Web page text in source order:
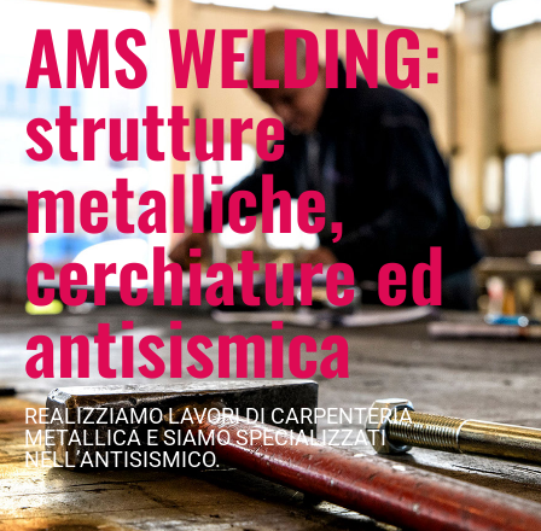
AMS WELDING:
strutture
metalliche,
cerchiature ed
antisismica
REALIZZIAMO LAVORI DI CARPENTERIA
METALLICA E SIAMO SPECIALIZZATI
NELL’ANTISISMICO.